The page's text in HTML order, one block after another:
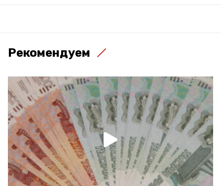
Рекомендуем